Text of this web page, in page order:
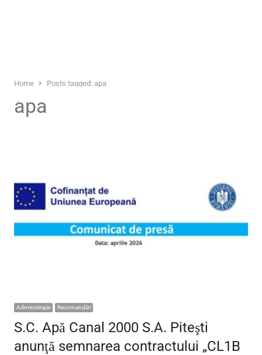
Home Posts tagged: apa
apa
Administraţie Recomandări
S.C. Apă Canal 2000 S.A. Piteşti
anunţă semnarea contractului „CL1B